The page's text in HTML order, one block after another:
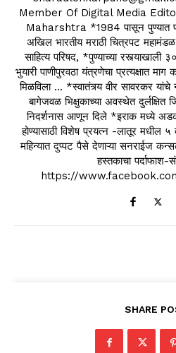
Member Of Digital Media
Maharshtra *1984 पासून पुण्यात
अखिल भारतीय मराठी चित्रपट
साहित्य परिषद, *पुण्याच्या
भुयारी पाणीपुरवठा यंत्रणेचा प्रत्यक्षात माग
मिळविला ... *स्वातंत्र्य वीर सावरकर
बागेजवळ भिक्षुकाच्या अवस्थेत
निदर्शनास आणून दिले *इराक मध्ये
होण्यासाठी विशेष प्रयत्न -लातूर मधील
महिन्यात दुप्पट पैसे देणाऱ्या सनराईज
हस्तकाचा पर्दाफाश-
https://
SHARE